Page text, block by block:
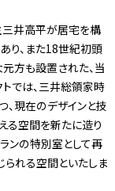
井高平が居宅を構
り、また18世紀初頭
方も設置された、当
では、三井総領家時
現在のデザインと技
る空間を新たに造り
ンの特別室として再
られる空間といたしま